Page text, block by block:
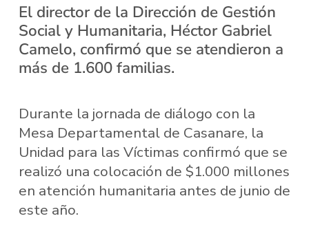
El director de la Dirección de Gestión
Social y Humanitaria, Héctor Gabriel
Camelo, confirmó que se atendieron a
más de 1.600 familias.
Durante la jornada de diálogo con la
Mesa Departamental de Casanare, la
Unidad para las Víctimas confirmó que se
realizó una colocación de $1.000 millones
en atención humanitaria antes de junio de
este año.